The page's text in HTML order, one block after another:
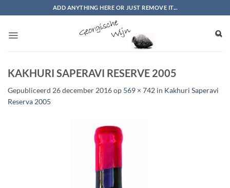
naar
ADD ANYTHING HERE OR JUST REMOVE IT...
KAKHURI SAPERAVI RESERVE 2005
Gepubliceerd 26 december 2016op 569 × 742 in Kakhuri Saperavi
Reserva 2005